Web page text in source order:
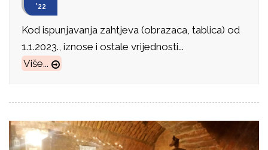
'22
Kod ispunjavanja zahtjeva (obrazaca, tablica) od
1.1.2023., iznose i ostale vrijednosti...
Više...